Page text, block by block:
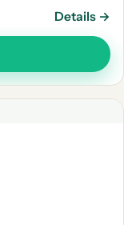
Details →